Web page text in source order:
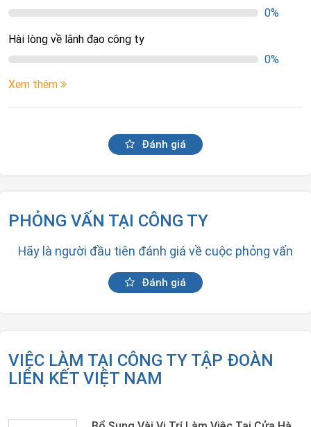
0%
Hài lòng về lãnh đạo công ty
0%
Xem thêm
Đánh giá
PHỎNG VẤN TẠI CÔNG TY
Hãy là người đầu tiên đánh giá về cuộc phỏng vấn
Đánh giá
VIỆC LÀM TẠI CÔNG TY TẬP ĐOÀN
LIÊN KẾT VIỆT NAM